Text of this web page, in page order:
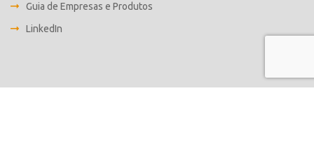
Guia de Empresas e Produtos
LinkedIn